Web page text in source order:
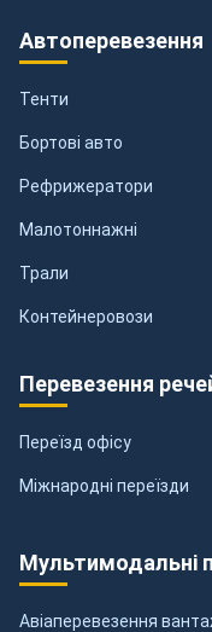
Автоперевезення
Тенти
Бортові авто
Рефрижератори
Малотоннажні
Трали
Контейнеровози
Перевезення
Переїзд офісу
Міжнародні переїзди
Мультимодальні
Авіаперевезення